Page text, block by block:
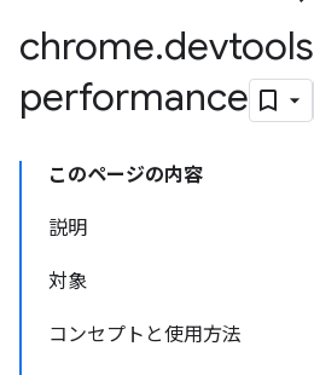
chrome.devtools
performance
このページの内容
説明
対象
コンセプトと使用方法